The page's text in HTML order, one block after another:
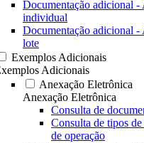
Documentação adicional -
individual
Documentação adicional -
lote
Exemplos Adicionais
Adicionais
Anexação Eletrônica
Anexação Eletrônica
Consulta de
Consulta de tipos
de operação